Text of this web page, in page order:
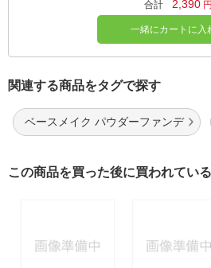
合計 2,390 円
一緒にカートに入
関連する商品をタグで探す
ベースメイク パウダーファンデ
この商品を買った後に買われてい